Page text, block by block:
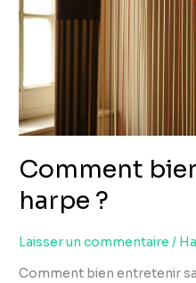
Comment
harpe ?
Laisser un commentaire /
Comment bien entretenir
harpe